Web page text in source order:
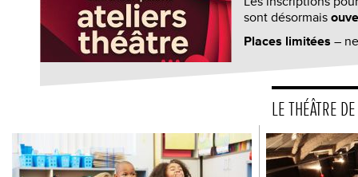
sont désormais
Places limitées –
LE THÉÂTRE